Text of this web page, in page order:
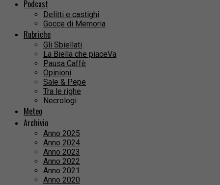
Podcast
Delitti e castighi
Gocce di Memoria
Rubriche
Gli Sbiellati
La Biella che piaceVa
Pausa Caffè
Opinioni
Sale & Pepe
Tra le righe
Necrologi
Meteo
Archivio
Anno 2025
Anno 2024
Anno 2023
Anno 2022
Anno 2021
Anno 2020